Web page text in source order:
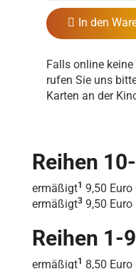
In den
Falls online
rufen Sie uns
Karten an der
Reihen
ermäßigt1 9,50
ermäßigt3 9,50 Euro
Reihen 1-
ermäßigt1 8,50